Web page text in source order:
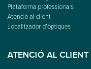
Plataforma professionals
Atenció al client
Localitzador d’òptiques
ATENCIÓ AL CLIENT